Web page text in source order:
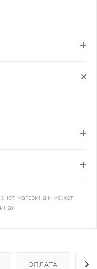
магазина и может
ОПЛАТА